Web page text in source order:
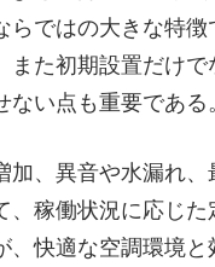
ではの大きな特
た初期設置だけ
い点も重要である。
、異音や水漏れ
稼働状況に応じ
快適な空調環境